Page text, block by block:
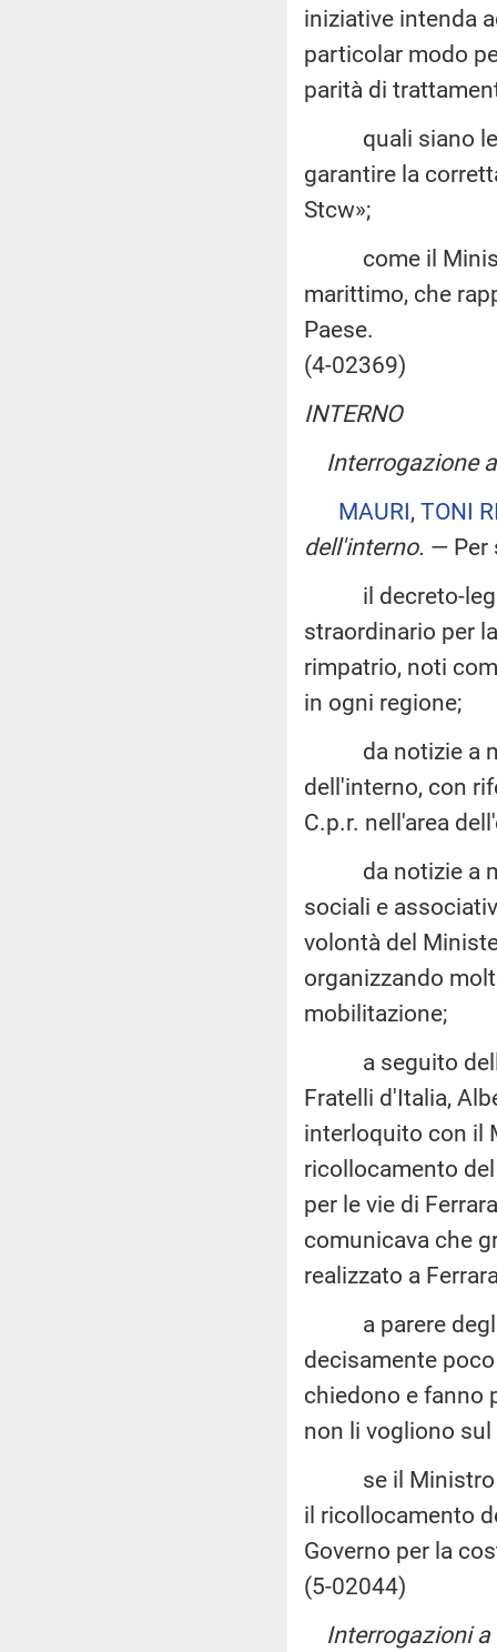
iniziative intenda
particolar modo
parità di
quali siano le
garantire la
Stcw»;
come il
marittimo, che
Paese.
(4-02369)
INTERNO
Interrogazione
MAURI, TONI
dell'interno. — Per
il decreto-legge
straordinario per
rimpatrio, noti
in ogni regione;
da notizie a
dell'interno, con
C.p.r. nell'area
da notizie a
sociali e
volontà del
organizzando
mobilitazione;
a seguito delle
Fratelli d'Italia,
interloquito con il
ricollocamento
per le vie di
comunicava che
realizzato a
a parere degli
decisamente
chiedono e fanno
non li vogliono
se il Ministro
il ricollocamento
Governo per la
(5-02044)
Interrogazioni